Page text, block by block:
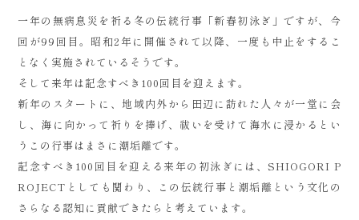
一年の無病息災を祈る冬の伝統行事「新春初泳ぎ」ですが、今
回が99回目。昭和2年に開催されて以降、一度も中止をするこ
となく実施されているそうです。
そして来年は記念すべき100回目を迎えます。
新年のスタートに、地域内外から田辺に訪れた人々が一堂に会
し、海に向かって祈りを捧げ、祓いを受けて海水に浸かるとい
うこの行事はまさに潮垢離です。
記念すべき100回目を迎える来年の初泳ぎには、SHIOGORI P
ROJECTとしても関わり、この伝統行事と潮垢離という文化の
さらなる認知に貢献できたらと考えています。